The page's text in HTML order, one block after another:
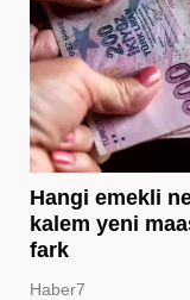
Hangi emekli
kalem yeni
fark
Haber7